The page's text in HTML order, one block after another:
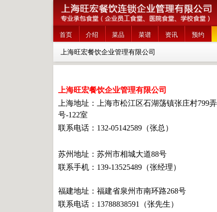
首页 介绍 菜品 菜谱 资讯 预约
上海旺宏餐饮企业管理有限公司
上海旺宏餐饮企业管理有限公司
上海地址：
上海市松江区石湖荡镇张庄村799
号-122室
联系电话： 132-05142589（张总）
苏州地址：苏州市相城大道88号
联系手机：139-13525489（张经理）
福建地址：福建省泉州市南环路268号
联系电话：13788838591（张先生）